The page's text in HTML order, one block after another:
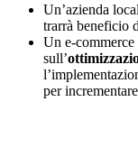
Un’azienda
trarrà beneficio
Un e-
sull’
per